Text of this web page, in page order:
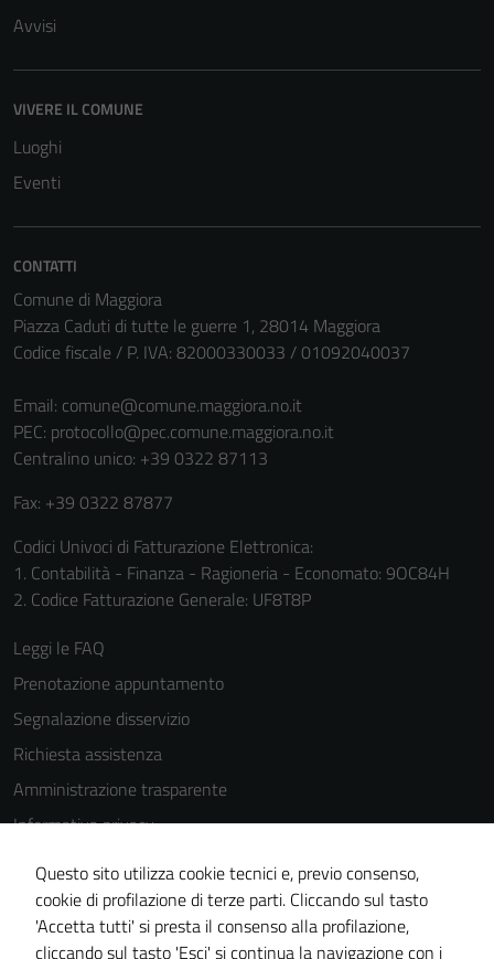
Avvisi
VIVERE IL COMUNE
Luoghi
Eventi
CONTATTI
Comune di Maggiora
Piazza Caduti di tutte le guerre 1, 28014 Maggiora
Codice fiscale / P. IVA: 82000330033 / 01092040037
Email: comune@comune.maggiora.no.it
PEC: protocollo@pec.comune.maggiora.no.it
Centralino unico: +39 0322 87113
Fax: +39 0322 87877
Codici Univoci di Fatturazione Elettronica:
1. Contabilità - Finanza - Ragioneria - Economato: 9OC84H
2. Codice Fatturazione Generale: UF8T8P
Leggi le FAQ
Prenotazione appuntamento
Segnalazione disservizio
Richiesta assistenza
Amministrazione trasparente
Informativa privacy
Cookie Policy
Note legali
Dichiarazione di accessibilità
Questo sito utilizza cookie tecnici e, previo consenso,
cookie di profilazione di terze parti. Cliccando sul tasto
'Accetta tutti' si presta il consenso alla profilazione,
cliccando sul tasto 'Esci' si continua la navigazione con i
Questi cookie
sono necessari
essere
disabilitati.
Questi cookie